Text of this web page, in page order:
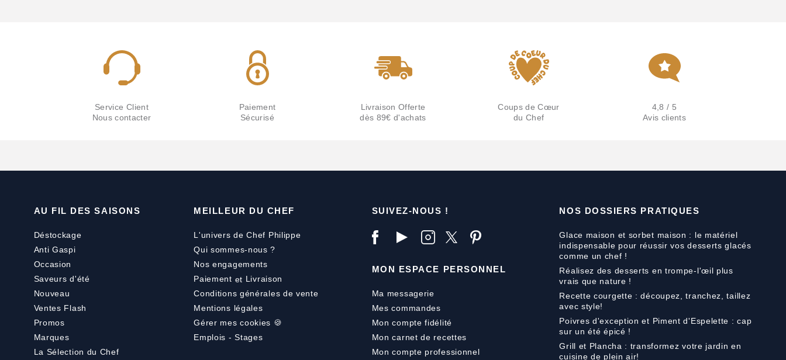
Service Client
Nous contacter
Paiement
Sécurisé
Livraison Offerte
dès 89€ d'achats
Coups de Cœur
du Chef
4,8 / 5
Avis clients
AU FIL DES SAISONS
Déstockage
Anti Gaspi
Occasion
Saveurs d'été
Nouveau
Ventes Flash
Promos
Marques
La Sélection du Chef
MEILLEUR DU CHEF
L'univers de Chef Philippe
Qui sommes-nous ?
Nos engagements
Paiement et Livraison
Conditions générales de vente
Mentions légales
Gérer mes cookies 🍪
Emplois - Stages
SUIVEZ-NOUS !
MON ESPACE PERSONNEL
Ma messagerie
Mes commandes
Mon compte fidélité
Mon carnet de recettes
Mon compte professionnel
NOS DOSSIERS PRATIQUES
Glace maison et sorbet maison : le matériel
indispensable pour réussir vos desserts glacés
comme un chef !
Réalisez des desserts en trompe-l'œil plus
vrais que nature !
Recette courgette : découpez, tranchez, taillez
avec style!
Poivres d'exception et Piment d'Espelette : cap
sur un été épicé !
Grill et Plancha : transformez votre jardin en
cuisine de plein air!